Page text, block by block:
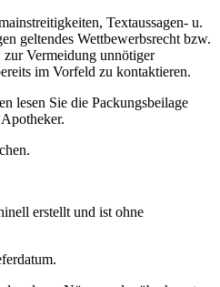
Textaussagen- u.
geltendes Wettbewerbsrecht bzw.
zur Vermeidung unnötiger
im Vorfeld zu kontaktieren.
lesen Sie die Packungsbeilage
erstellt und ist ohne